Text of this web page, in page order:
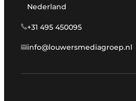
Nederland
+31 495 450095
info@louwersmediagroep.nl